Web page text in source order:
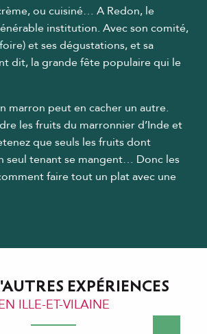
ou cuisiné… A Redon, le
institution. Avec son comité,
et ses dégustations, et sa
dit, la grande fête populaire qui le
marron peut en cacher un autre.
les fruits du marronnier d’Inde et
que seuls les fruits dont
seul tenant se mangent… Donc les
faire tout un plat avec une
EXPÉRIENCES
ILLE-ET-VILAINE